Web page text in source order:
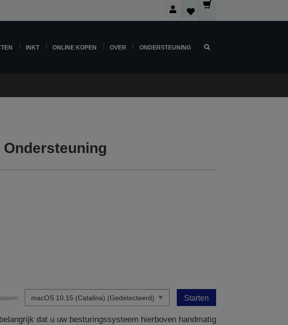
INKT ONLINE KOPEN OVER ONDERSTEUNING
Ondersteuning
Starten
dat u uw besturingssysteem hierboven handmatig